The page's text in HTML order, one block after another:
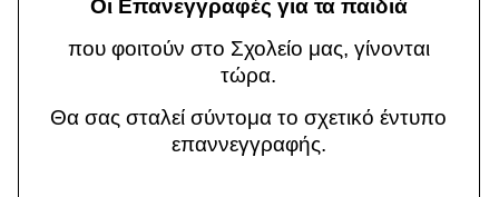
Οι Επανεγγραφές για τα παιδιά
που φοιτούν στο Σχολείο μας, γίνονται
τώρα.
Θα σας σταλεί σύντομα το σχετικό έντυπο
επαννεγγραφής.